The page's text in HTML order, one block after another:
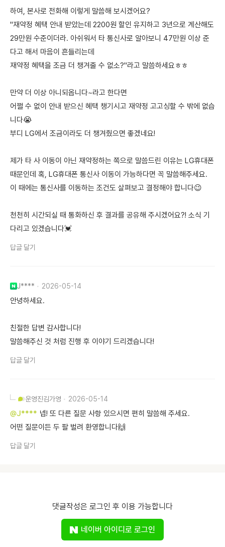
하여, 본사로 전화해 이렇게 말씀해 보시겠어요?
"재약정 혜택 안내 받았는데 2200원 할인 유지하고 3년으로 계산해도
29만원 수준이더라. 아쉬워서 타 통신사로 알아보니 47만원 이상 준
다고 해서 마음이 흔들리는데
재약정 혜택을 조금 더 챙겨줄 수 없소?"라고 말씀하세요ㅎㅎ
만약 더 이상 아니되옵니다~라고 한다면
어쩔 수 없이 안내 받으신 혜택 챙기시고 재약정 고고싱할 수 밖에 없습
니다😭
부디 LG에서 조금이라도 더 챙겨줬으면 좋겠네요!
제가 타 사 이동이 아닌 재약정하는 쪽으로 말씀드린 이유는 LG휴대폰
때문인데 혹, LG휴대폰 통신사 이동이 가능하다면 꼭 말씀해주세요.
이 때에는 통신사를 이동하는 조건도 살펴보고 결정해야 합니다😉
천천히 시간되실 때 통화하신 후 결과를 공유해 주시겠어요?! 소식 기
다리고 있겠습니다💓
답글 달기
J**** 2026-05-14
안녕하세요.
친절한 답변 감사합니다!
말씀해주신 것 처럼 진행 후 이야기 드리겠습니다!
답글 달기
운영진김가영 2026-05-14
@J**** 넵! 또 다른 질문 사항 있으시면 편히 말씀해 주세요.
어떤 질문이든 두 팔 벌려 환영합니다🙌
답글 달기
댓글작성은 로그인 후 이용 가능합니다
네이버 아이디로 로그인